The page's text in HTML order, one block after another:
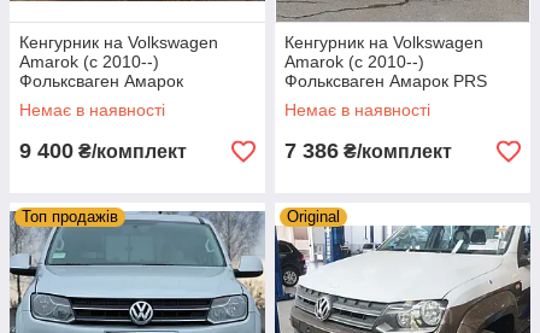
Кенгурник на Volkswagen
Amarok (c 2010--)
Фольксваген Амарок
Немає в наявності
9 400 ₴/комплект
Кенгурник на Volkswagen
Amarok (c 2010--)
Фольксваген Амарок PRS
Немає в наявності
7 386 ₴/комплект
Топ продажів Original